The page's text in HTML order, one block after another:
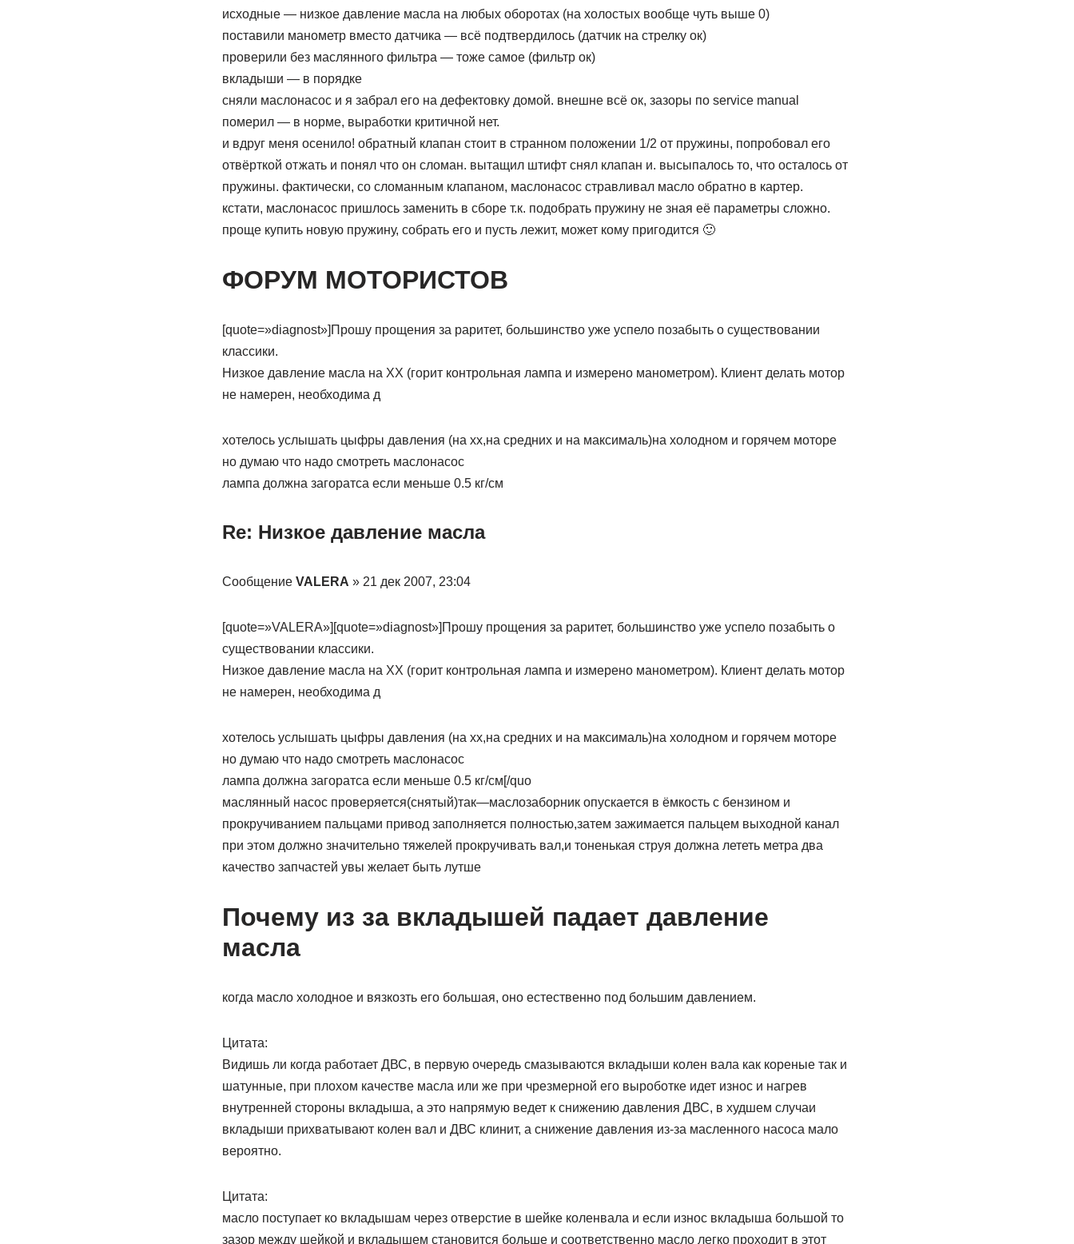
исходные — низкое давление масла на любых оборотах (на холостых вообще чуть выше 0)
поставили манометр вместо датчика — всё подтвердилось (датчик на стрелку ок)
проверили без маслянного фильтра — тоже самое (фильтр ок)
вкладыши — в порядке
сняли маслонасос и я забрал его на дефектовку домой. внешне всё ок, зазоры по service manual
померил — в норме, выработки критичной нет.
и вдруг меня осенило! обратный клапан стоит в странном положении 1/2 от пружины, попробовал его
отвёрткой отжать и понял что он сломан. вытащил штифт снял клапан и. высыпалось то, что осталось от
пружины. фактически, со сломанным клапаном, маслонасос стравливал масло обратно в картер.
кстати, маслонасос пришлось заменить в сборе т.к. подобрать пружину не зная её параметры сложно.
проще купить новую пружину, собрать его и пусть лежит, может кому пригодится 🙂
ФОРУМ МОТОРИСТОВ
[quote=»diagnost»]Прошу прощения за раритет, большинство уже успело позабыть о существовании
классики.
Низкое давление масла на ХХ (горит контрольная лампа и измерено манометром). Клиент делать мотор
не намерен, необходима д
хотелось услышать цыфры давления (на хх,на средних и на максималь)на холодном и горячем моторе
но думаю что надо смотреть маслонасос
лампа должна загоратса если меньше 0.5 кг/см
Re: Низкое давление масла
Сообщение VALERA » 21 дек 2007, 23:04
[quote=»VALERA»][quote=»diagnost»]Прошу прощения за раритет, большинство уже успело позабыть о
существовании классики.
Низкое давление масла на ХХ (горит контрольная лампа и измерено манометром). Клиент делать мотор
не намерен, необходима д
хотелось услышать цыфры давления (на хх,на средних и на максималь)на холодном и горячем моторе
но думаю что надо смотреть маслонасос
лампа должна загоратса если меньше 0.5 кг/см[/quo
маслянный насос проверяется(снятый)так—маслозаборник опускается в ёмкость с бензином и
прокручиванием пальцами привод заполняется полностью,затем зажимается пальцем выходной канал
при этом должно значительно тяжелей прокручивать вал,и тоненькая струя должна лететь метра два
качество запчастей увы желает быть лутше
Почему из за вкладышей падает давление
масла
когда масло холодное и вязкозть его большая, оно естественно под большим давлением.
Цитата:
Видишь ли когда работает ДВС, в первую очередь смазываются вкладыши колен вала как кореные так и
шатунные, при плохом качестве масла или же при чрезмерной его выроботке идет износ и нагрев
внутренней стороны вкладыша, а это напрямую ведет к снижению давления ДВС, в худшем случаи
вкладыши прихватывают колен вал и ДВС клинит, а снижение давления из-за масленного насоса мало
вероятно.
Цитата:
масло поступает ко вкладышам через отверстие в шейке коленвала и если износ вкладыша большой то
зазор между шейкой и вкладышем становится больше и соответственно масло легко проходит в этот